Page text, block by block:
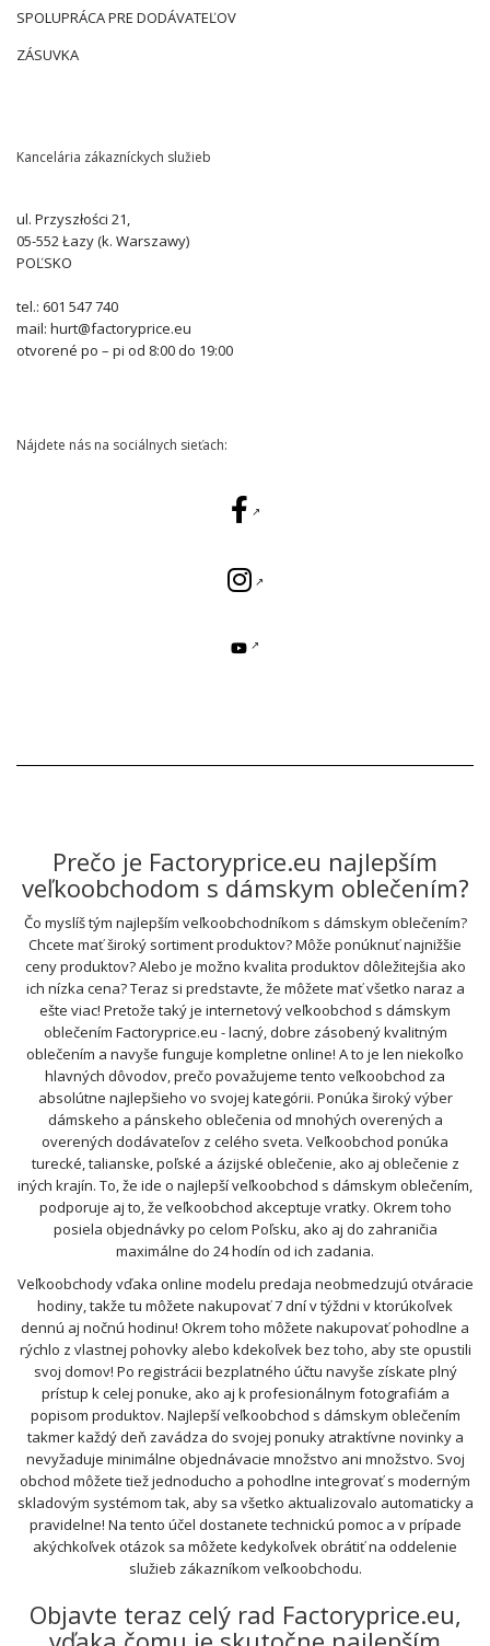
SPOLUPRÁCA PRE DODÁVATEĽOV
ZÁSUVKA
Kancelária zákazníckych služieb
ul. Przyszłości 21,
05-552 Łazy (k. Warszawy)
POĽSKO
tel.: 601 547 740
mail: hurt@factoryprice.eu
otvorené po – pi od 8:00 do 19:00
Nájdete nás na sociálnych sieťach:
Prečo je Factoryprice.eu najlepším
veľkoobchodom s dámskym oblečením?
Čo myslíš tým najlepším veľkoobchodníkom s dámskym oblečením?
Chcete mať široký sortiment produktov? Môže ponúknuť najnižšie
ceny produktov? Alebo je možno kvalita produktov dôležitejšia ako
ich nízka cena? Teraz si predstavte, že môžete mať všetko naraz a
ešte viac! Pretože taký je internetový veľkoobchod s dámskym
oblečením Factoryprice.eu - lacný, dobre zásobený kvalitným
oblečením a navyše funguje kompletne online! A to je len niekoľko
hlavných dôvodov, prečo považujeme tento veľkoobchod za
absolútne najlepšieho vo svojej kategórii. Ponúka široký výber
dámskeho a pánskeho oblečenia od mnohých overených a
overených dodávateľov z celého sveta. Veľkoobchod ponúka
turecké, talianske, poľské a ázijské oblečenie, ako aj oblečenie z
iných krajín. To, že ide o najlepší veľkoobchod s dámskym oblečením,
podporuje aj to, že veľkoobchod akceptuje vratky. Okrem toho
posiela objednávky po celom Poľsku, ako aj do zahraničia
maximálne do 24 hodín od ich zadania.
Veľkoobchody vďaka online modelu predaja neobmedzujú otváracie
hodiny, takže tu môžete nakupovať 7 dní v týždni v ktorúkoľvek
dennú aj nočnú hodinu! Okrem toho môžete nakupovať pohodlne a
rýchlo z vlastnej pohovky alebo kdekoľvek bez toho, aby ste opustili
svoj domov! Po registrácii bezplatného účtu navyše získate plný
prístup k celej ponuke, ako aj k profesionálnym fotografiám a
popisom produktov. Najlepší veľkoobchod s dámskym oblečením
takmer každý deň zavádza do svojej ponuky atraktívne novinky a
nevyžaduje minimálne objednávacie množstvo ani množstvo. Svoj
obchod môžete tiež jednoducho a pohodlne integrovať s moderným
skladovým systémom tak, aby sa všetko aktualizovalo automaticky a
pravidelne! Na tento účel dostanete technickú pomoc a v prípade
akýchkoľvek otázok sa môžete kedykoľvek obrátiť na oddelenie
služieb zákazníkom veľkoobchodu.
Objavte teraz celý rad Factoryprice.eu,